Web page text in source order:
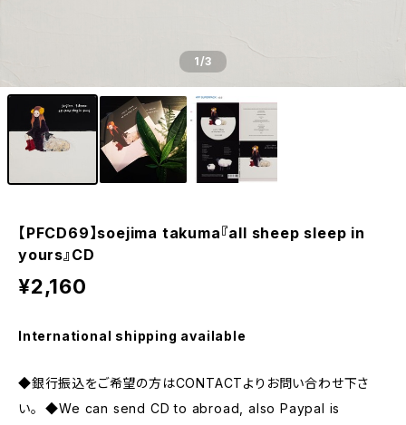
1/3
【PFCD69】soejima takuma『all sheep sleep in
yours』CD
¥2,160
International shipping available
◆銀行振込をご希望の方はCONTACTよりお問い合わせ下さ
い。 ◆We can send CD to abroad, also Paypal is